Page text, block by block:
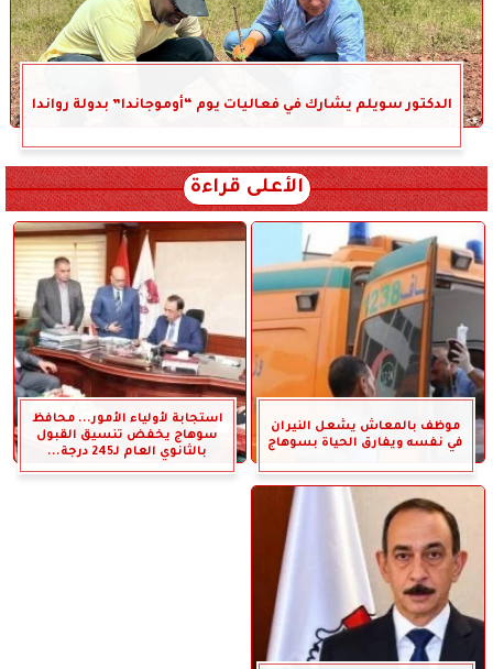
الدكتور سويلم يشارك في فعاليات يوم “أوموجاندا” بدولة رواندا
الأعلى قراءة
موظف بالمعاش يشعل النيران
في نفسه ويفارق الحياة بسوهاج
استجابة لأولياء الأمور... محافظ
سوهاج يخفض تنسيق القبول
بالثانوي العام لـ245 درجة...